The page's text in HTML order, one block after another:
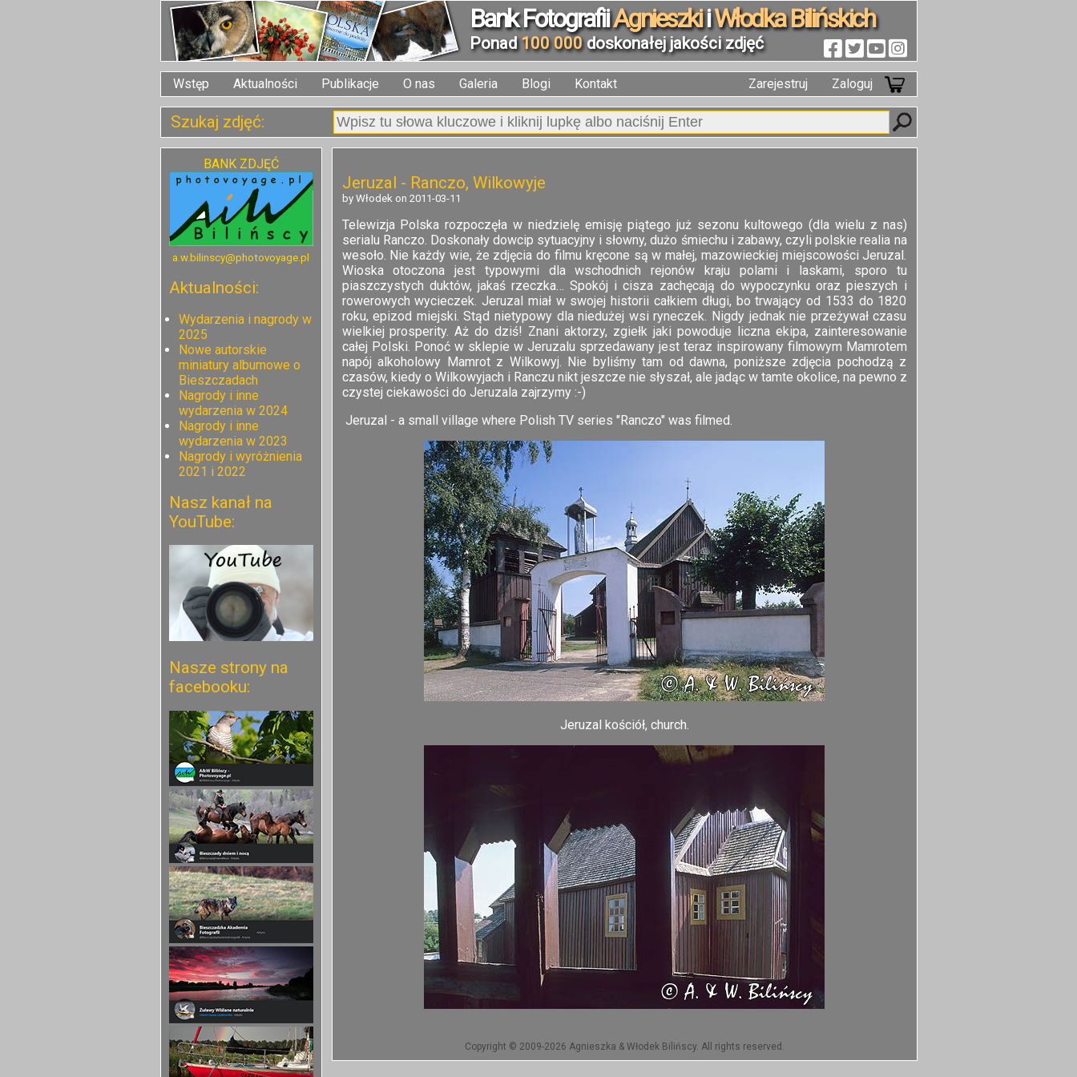
Bank FotografiiAgnieszkiiWłodka Bilińskich
Ponad100 000doskonałej jakości zdjęć
Wstęp Aktualności Publikacje O nas Galeria Blogi Kontakt Zaloguj
Zarejestruj
Szukaj zdjęć:
BANK ZDJĘĆ
a.w.bilinscy@photovoyage.pl
Aktualności:
Wydarzenia i nagrody w
2025
Nowe autorskie
miniatury albumowe o
Bieszczadach
Nagrody i inne
wydarzenia w 2024
Nagrody i inne
wydarzenia w 2023
Nagrody i wyróżnienia
2021 i 2022
Nasz kanał na
YouTube:
Nasze strony na
facebooku:
Jeruzal - Ranczo, Wilkowyje
by Włodek on 2011-03-11
Telewizja Polska rozpoczęła w niedzielę emisję piątego już sezonu kultowego (dla wielu z nas)
serialu Ranczo. Doskonały dowcip sytuacyjny i słowny, dużo śmiechu i zabawy, czyli polskie realia na
wesoło. Nie każdy wie, że zdjęcia do filmu kręcone są w małej, mazowieckiej miejscowości Jeruzal.
Wioska otoczona jest typowymi dla wschodnich rejonów kraju polami i laskami, sporo tu
piaszczystych duktów, jakaś rzeczka… Spokój i cisza zachęcają do wypoczynku oraz pieszych i
rowerowych wycieczek. Jeruzal miał w swojej historii całkiem długi, bo trwający od 1533 do 1820
roku, epizod miejski. Stąd nietypowy dla niedużej wsi ryneczek. Nigdy jednak nie przeżywał czasu
wielkiej prosperity. Aż do dziś! Znani aktorzy, zgiełk jaki powoduje liczna ekipa, zainteresowanie
całej Polski. Ponoć w sklepie w Jeruzalu sprzedawany jest teraz inspirowany filmowym Mamrotem
napój alkoholowy Mamrot z Wilkowyj. Nie byliśmy tam od dawna, poniższe zdjęcia pochodzą z
czasów, kiedy o Wilkowyjach i Ranczu nikt jeszcze nie słyszał, ale jadąc w tamte okolice, na pewno z
czystej ciekawości do Jeruzala zajrzymy :-)
Jeruzal - a small village where Polish TV series "Ranczo" was filmed.
Jeruzal kościół, church.
Copyright © 2009-2026 Agnieszka & Włodek Bilińscy. All rights reserved.